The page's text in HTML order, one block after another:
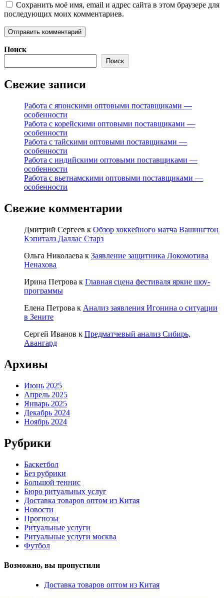
Сохранить моё имя, email и адрес сайта в этом браузере для
последующих моих комментариев.
Поиск
Поиск
Свежие записи
Работа с японскими оптовыми поставщиками —
особенности
Работа с корейскими оптовыми поставщиками —
особенности
Работа с тайскими оптовыми поставщиками —
особенности
Работа с индийскими оптовыми поставщиками —
особенности
Работа с вьетнамскими оптовыми поставщиками —
особенности
Свежие комментарии
Дмитрий Сергеев к Обзор хоккейного матча Вашингтон
Кэпиталз Даллас Старз
Ольга Николаева к Заявление защитника Локомотива
Ненахова
Ирина Петрова к Главная сцена фестиваля яркие шоу-
программы
Елена Петрова к Анализ заявления Игонина о ситуации
в Зените
Сергей Иванов к Предматчевый анализ Сибирь,
Авангард
Архивы
Июнь 2025
Апрель 2025
Январь 2025
Декабрь 2024
Ноябрь 2024
Рубрики
Баскетбол
Без рубрики
Большой теннис
Бюро ритуальных услуг
Доставка товаров оптом из Китая
Новости
Прогнозы
Ритуальные услуги
Ритуальные услуги москва
Футбол
Возможно, вы пропустили
Доставка товаров оптом из Китая